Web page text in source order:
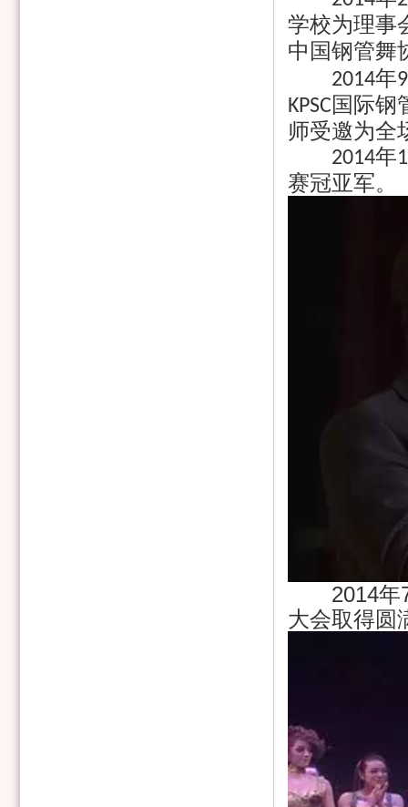
学校为理事
中国钢管舞
2014年9
KPSC国际钢
师受邀为全
2014年
赛冠亚军。
2014年7
大会取得圆